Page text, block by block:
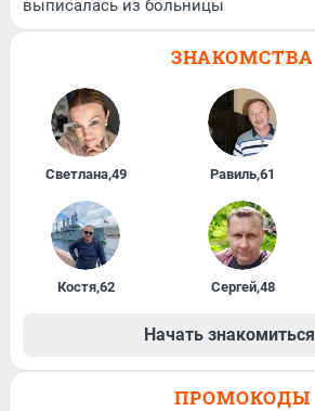
выписалась из больницы
ЗНАКОМСТВА
Светлана,49 Равиль,61
Костя,62 Сергей,48
Начать знакомиться
ПРОМОКОДЫ